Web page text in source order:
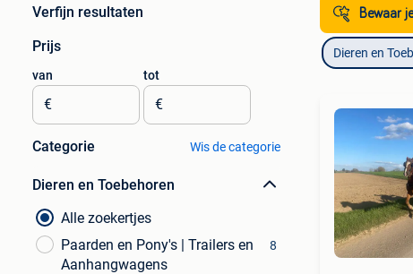
Verfijn resultaten
Prijs
van
€
tot
€
Categorie Wis de categorie
Dieren en Toebehoren
Alle zoekertjes
Paarden en Pony's | Trailers en
Aanhangwagens
8
Bewaar
Dieren en